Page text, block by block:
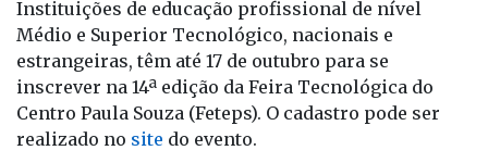
Da Redação
Instituições de educação profissional de nível
Médio e Superior Tecnológico, nacionais e